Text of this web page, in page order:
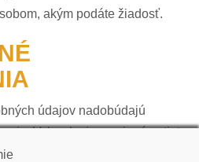
akým podáte žiadosť.
údajov nadobúdajú
Vyhradzujeme si právo tieto
zmene spracúvania osobných